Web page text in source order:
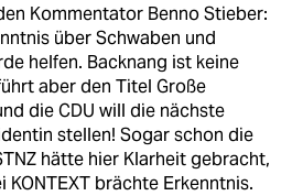
Kommentator Benno Stieber:
über Schwaben und
helfen. Backnang ist keine
aber den Titel Große
die CDU will die nächste
stellen! Sogar schon die
hätte hier Klarheit gebracht,
KONTEXT brächte Erkenntnis.